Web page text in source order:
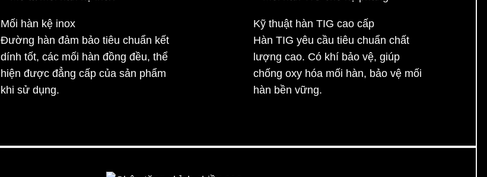
Mối hàn kệ inox
Đường hàn đảm bảo tiêu chuẩn kết
dính tốt, các mối hàn đồng đều, thể
hiện được đẳng cấp của sản phẩm
khi sử dụng.
Kỹ thuật hàn TIG cao cấp
Hàn TIG yêu cầu tiêu chuẩn chất
lượng cao. Có khí bảo vệ, giúp
chống oxy hóa mối hàn, bảo vệ mối
hàn bền vững.